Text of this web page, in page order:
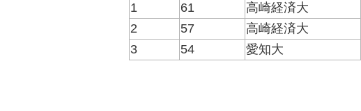
1 61 高崎経済大
2
57 高崎経済大
3
54 愛知大